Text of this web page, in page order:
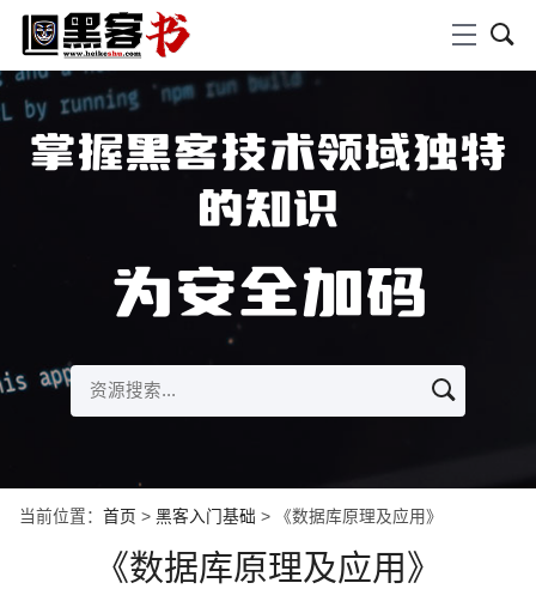
掌握黑客技术领域独特
的知识
为安全加码
当前位置： 首页 > 黑客入门基础 > 《数据库原理及应用》
《数据库原理及应用》